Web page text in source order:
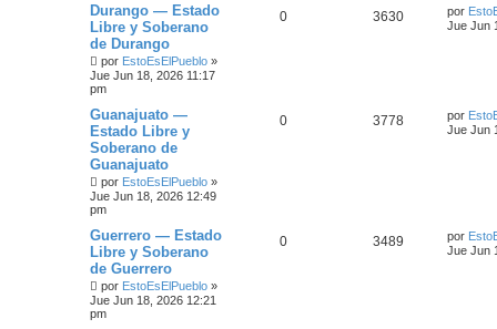
Durango — Estado
Libre y Soberano
de Durango
por EstoEsElPueblo »
Jue Jun 18, 2026 11:17
pm
0 3630 por
Jue Jun
Guanajuato —
Estado Libre y
Soberano de
Guanajuato
por EstoEsElPueblo »
Jue Jun 18, 2026 12:49
pm
0 3778 por
Jue Jun
Guerrero — Estado
Libre y Soberano
de Guerrero
por EstoEsElPueblo »
Jue Jun 18, 2026 12:21
pm
0 3489 por
Jue Jun